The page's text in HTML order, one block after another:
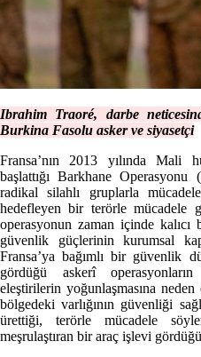
Ibrahim Traoré, darbe
Burkina Fasolu asker ve siyasetçi
Fransa’nın 2013 yılında Mali
başlattığı Barkhane Operasyonu
radikal silahlı gruplarla
hedefleyen bir terörle mücadele
operasyonun zaman içinde kalıcı
güvenlik güçlerinin kurumsal
Fransa’ya bağımlı bir güvenlik
gördüğü askerî
eleştirilerin yoğunlaşmasına
bölgedeki varlığının güvenliği
ürettiği, terörle mücadele
meşrulaştıran bir araç işlevi